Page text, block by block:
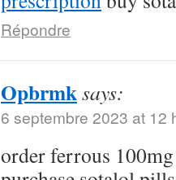
Répondre
Opbrmksays:
6 septembre 2023 at 12
order ferrous